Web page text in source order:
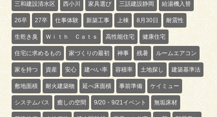
三和建設清水区 西小川 家具選び 三話建設静岡 給湯機入替
26卒 27卒 仕事体験 新築工事 上棟 8月30日 耐震性
生乾き臭 Ｗｉｔｈ Ｃａｔｓ 高性能住宅 健康住宅
住宅に求めるもの 家づくりの最初 神事 残暑 ルームエアコン
家を持つ 資産 安心 建ぺい率 容積率 土地探し 建築基準法
敷地面積 耐火建築物 延べ床面積 事前準備 ケイミュー
システムバス 癒しの空間 9/20・9/21イベント 無垢床材